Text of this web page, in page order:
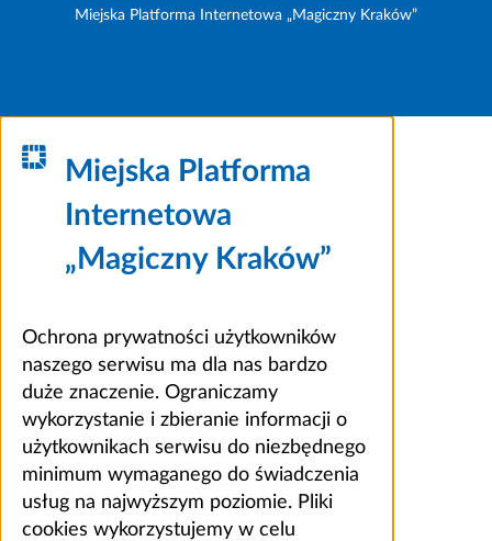
Miejska Platforma Internetowa „Magiczny Kraków”
Miejska Platforma
Internetowa
„Magiczny Kraków”
Ochrona prywatności użytkowników
naszego serwisu ma dla nas bardzo
duże znaczenie. Ograniczamy
wykorzystanie i zbieranie informacji o
użytkownikach serwisu do niezbędnego
minimum wymaganego do świadczenia
usług na najwyższym poziomie. Pliki
cookies wykorzystujemy w celu